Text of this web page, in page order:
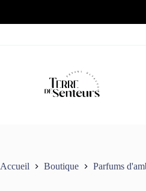
Accueil Boutique Parfums